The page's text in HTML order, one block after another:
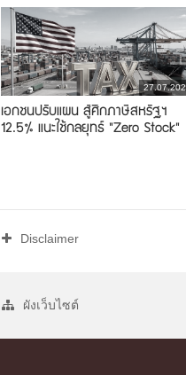
เอกชนปรับแผน สู้ศึกภาษีสหรัฐฯ
12.5% แนะใช้กลยุทธ์ "Zero Stock"
Disclaimer
ผังเว็บไซต์